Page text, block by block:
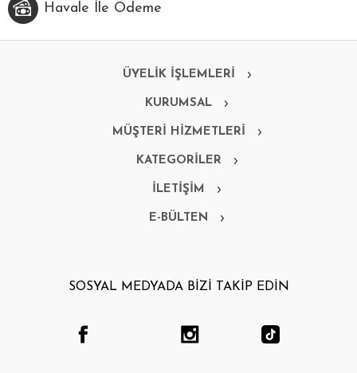
Havale İle Ödeme
ÜYELİK İŞLEMLERİ
KURUMSAL
MÜŞTERİ HİZMETLERİ
KATEGORİLER
İLETİŞİM
E-BÜLTEN
SOSYAL MEDYADA BİZİ TAKİP EDİN